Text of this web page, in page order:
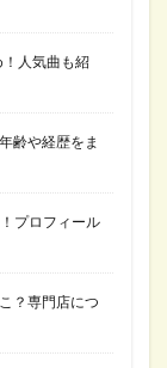
人気曲も紹
齢や経歴をま
プロフィール
？専門店につ